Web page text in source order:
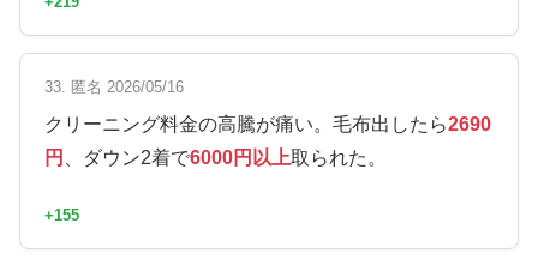
33. 匿名 2026/05/16
クリーニング料金の高騰が痛い。毛布出したら2690
円
、ダウン2着で6000円以上取られた。
+155